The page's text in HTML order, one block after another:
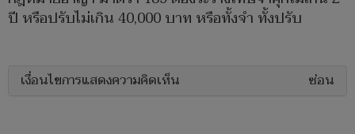
ปี หรือปรับไม่เกิน 40,000 บาท หรือทั้งจำ ทั้งปรับ
เงื่อนไขการแสดงความคิดเห็น ซ่อน